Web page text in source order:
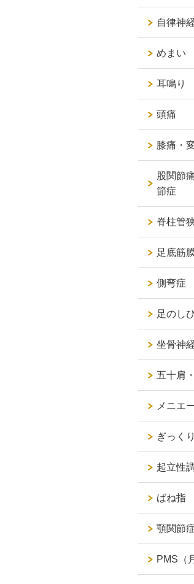
自律神
めまい
耳鳴り
頭痛
膝痛・
股関節
節症
脊柱管
足底筋
側弯症
足のし
坐骨神
五十肩
メニエ
ぎっく
起立性
ばね指
顎関節
PMS（